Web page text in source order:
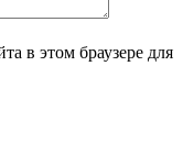
в этом браузере для